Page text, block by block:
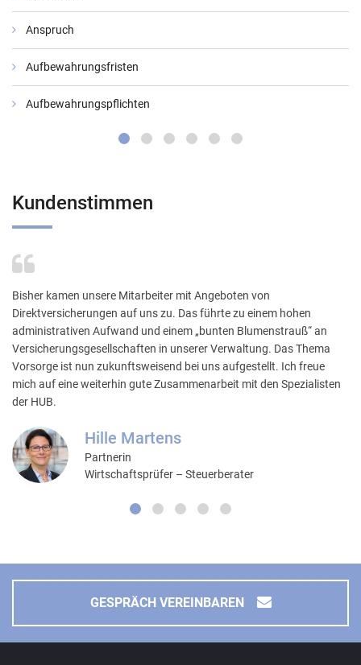
Anspruch
Aufbewahrungsfristen
Aufbewahrungspflichten
Kundenstimmen
Bisher kamen unsere Mitarbeiter mit Angeboten von
Direktversicherungen auf uns zu. Das führte zu einem hohen
administrativen Aufwand und einem „bunten Blumenstrauß“ an
Versicherungsgesellschaften in unserer Verwaltung. Das Thema
Vorsorge ist nun zukunftsweisend bei uns aufgestellt. Ich freue
mich auf eine weiterhin gute Zusammenarbeit mit den Spezialisten
der HUB.
Hille Martens
Partnerin
Wirtschaftsprüfer – Steuerberater
GESPRÄCH VEREINBAREN